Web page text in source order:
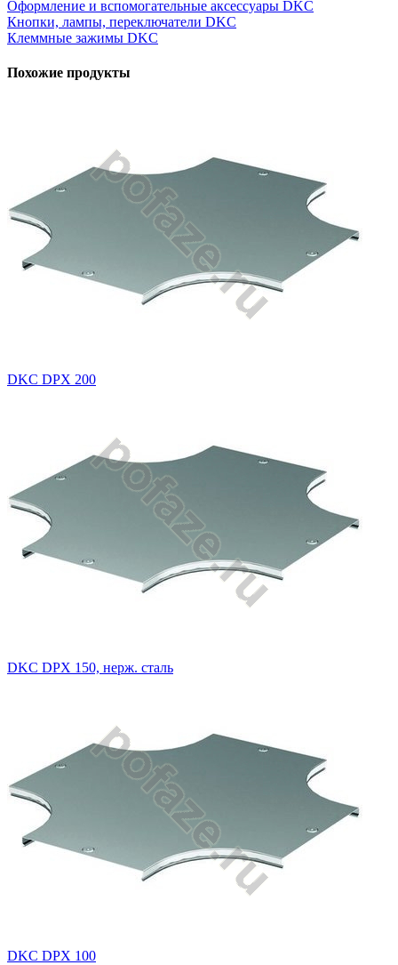
Оформление и вспомогательные аксессуары DKC
Кнопки, лампы, переключатели DKC
Клеммные зажимы DKC
Похожие продукты
DKC DPX 200
DKC DPX 150, нерж. сталь
DKC DPX 100